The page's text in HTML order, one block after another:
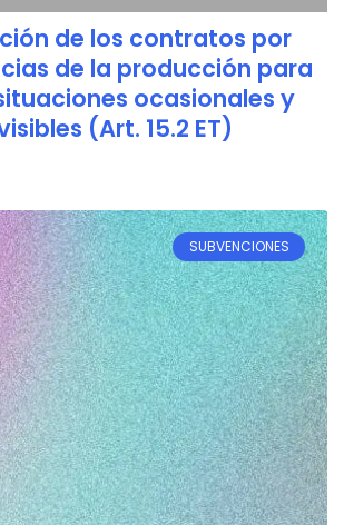
de los contratos por
de la producción para
ocasionales y
(Art. 15.2 ET)
SUBVENCIONES